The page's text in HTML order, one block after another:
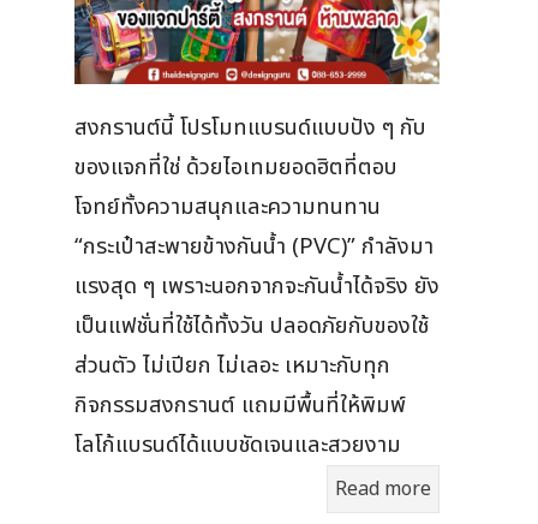
สงกรานต์นี้ โปรโมทแบรนด์แบบปัง ๆ กับ
ของแจกที่ใช่ ด้วยไอเทมยอดฮิตที่ตอบ
โจทย์ทั้งความสนุกและความทนทาน
“กระเป๋าสะพายข้างกันน้ำ (PVC)” กำลังมา
แรงสุด ๆ เพราะนอกจากจะกันน้ำได้จริง ยัง
เป็นแฟชั่นที่ใช้ได้ทั้งวัน ปลอดภัยกับของใช้
ส่วนตัว ไม่เปียก ไม่เลอะ เหมาะกับทุก
กิจกรรมสงกรานต์ แถมมีพื้นที่ให้พิมพ์
โลโก้แบรนด์ได้แบบชัดเจนและสวยงาม
Read more